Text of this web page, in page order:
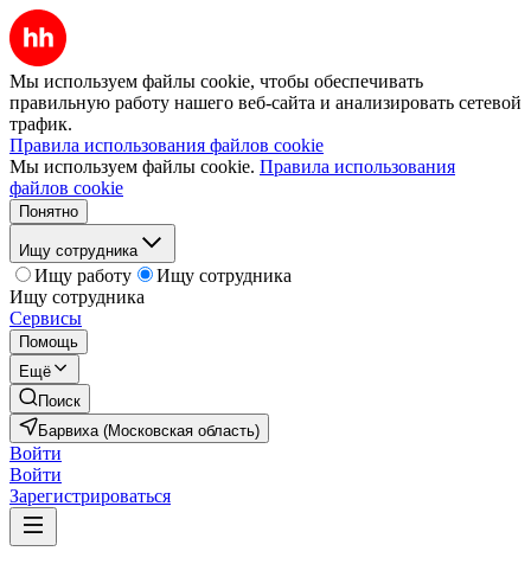
Мы используем файлы cookie, чтобы обеспечивать
правильную работу нашего веб-сайта и анализировать сетевой
трафик.
Правила использования файлов cookie
Мы используем файлы cookie. Правила использования
файлов cookie
Понятно
Ищу сотрудника
Ищу работу
Ищу сотрудника
Ищу сотрудника
Сервисы
Помощь
Ещё
Поиск
Барвиха (Московская область)
Войти
Войти
Зарегистрироваться